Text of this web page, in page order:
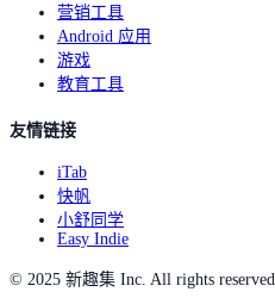
营销工具
Android 应用
游戏
教育工具
友情链接
iTab
快帆
小舒同学
Easy Indie
© 2025 新趣集 Inc. All rights reserved.